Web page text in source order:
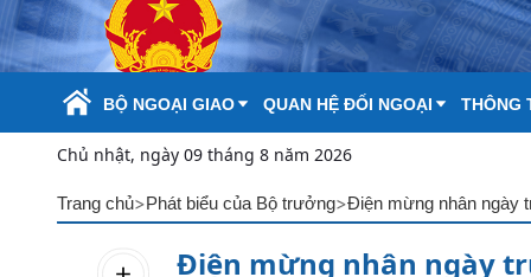
Skip to Main Content
BỘ NGOẠI GIAO QUAN HỆ ĐỐI NGOẠI THÔNG
Chủ nhật, ngày 09 tháng 8 năm 2026
Trang chủ>Phát biểu của Bộ trưởng>Điện mừng nhân ngày
Điện mừng nhân ngày